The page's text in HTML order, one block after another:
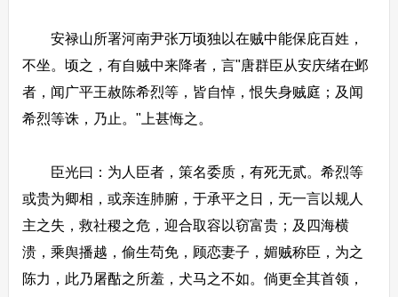
安禄山所署河南尹张万顷独以在贼中能保庇百姓，
不坐。顷之，有自贼中来降者，言"唐群臣从安庆绪在邺
者，闻广平王赦陈希烈等，皆自悼，恨失身贼庭；及闻
希烈等诛，乃止。"上甚悔之。
臣光曰：为人臣者，策名委质，有死无贰。希烈等
或贵为卿相，或亲连肺腑，于承平之日，无一言以规人
主之失，救社稷之危，迎合取容以窃富贵；及四海横
溃，乘舆播越，偷生苟免，顾恋妻子，媚贼称臣，为之
陈力，此乃屠酤之所羞，犬马之不如。倘更全其首领，